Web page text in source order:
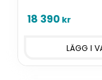
18 390 kr